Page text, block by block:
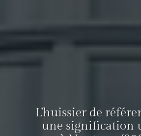
L'huissier de
une signification